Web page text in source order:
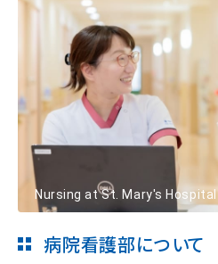
Nursing at St. Mary's Hospital
病院看護部について